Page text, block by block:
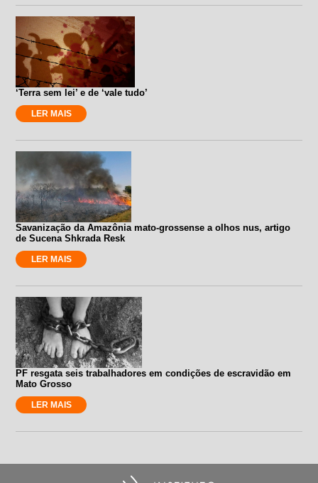
‘Terra sem lei’ e de ‘vale tudo’
LER MAIS
Savanização da Amazônia mato-grossense a olhos nus, artigo
de Sucena Shkrada Resk
LER MAIS
PF resgata seis trabalhadores em condições de escravidão em
Mato Grosso
LER MAIS